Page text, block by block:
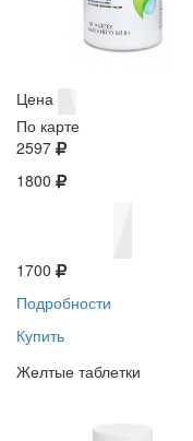
Цена
По карте
2597
1800
1700
Подробности
Купить
Желтые таблетки